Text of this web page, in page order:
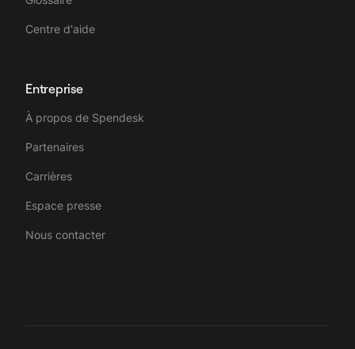
Centre d'aide
Entreprise
À propos de Spendesk
Partenaires
Carrières
Espace presse
Nous contacter